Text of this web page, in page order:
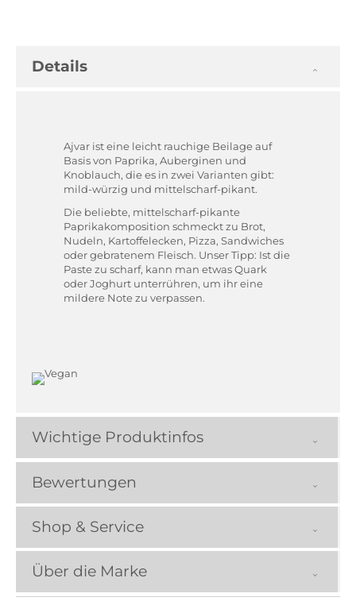
Details
Ajvar ist eine leicht rauchige Beilage auf
Basis von Paprika, Auberginen und
Knoblauch, die es in zwei Varianten gibt:
mild-würzig und mittelscharf-pikant.
Die beliebte, mittelscharf-pikante
Paprikakomposition schmeckt zu Brot,
Nudeln, Kartoffelecken, Pizza, Sandwiches
oder gebratenem Fleisch. Unser Tipp: Ist die
Paste zu scharf, kann man etwas Quark
oder Joghurt unterrühren, um ihr eine
mildere Note zu verpassen.
Wichtige Produktinfos
Bewertungen
Shop & Service
Über die Marke